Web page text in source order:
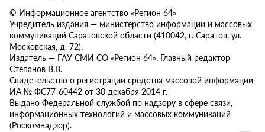
© Информационное агентство «Регион 64»
Учредитель издания — министерство информации и массовых
коммуникаций Саратовской области (410042, г. Саратов, ул.
Московская, д. 72).
Издатель — ГАУ СМИ СО «Регион 64». Главный редактор
Степанов В.В.
Свидетельство о регистрации средства массовой информации
ИА № ФС77-60442 от 30 декабря 2014 г.
Выдано Федеральной службой по надзору в сфере связи,
информационных технологий и массовых коммуникаций
(Роскомнадзор).